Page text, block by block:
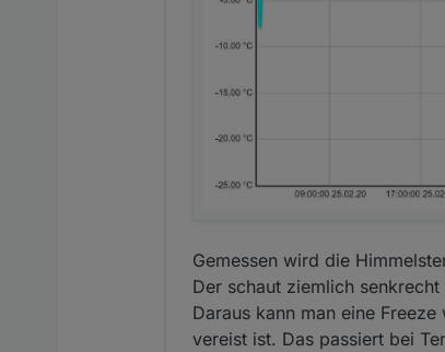
Gemessen wird die
Der schaut ziemlich
Daraus kann man eine
vereist ist. Das passiert bei